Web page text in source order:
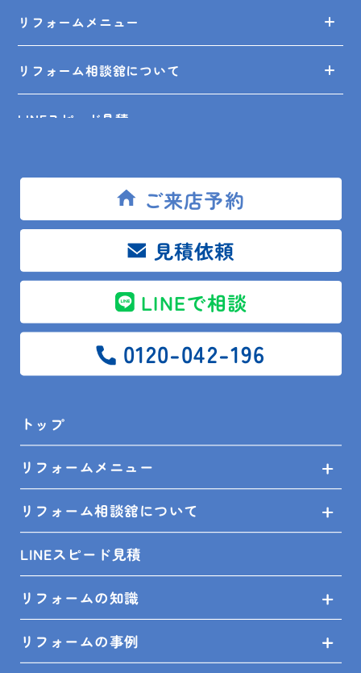
トップ
リフォームメニュー
リフォーム相談舘について
LINEスピード見積
リフォームの知識
リフォームの事例
ご来店予約
見積依頼
LINEで相談
0120-042-196
リフォームメニュー
リフォーム相談舘について
LINEスピード見積
リフォームの事例
ショールーム来店予約
SHOP INFO
木更津店 〒292-0055
館山店 〒294-0054
鴨川店 〒296-0001 鴨川市横渚283-1